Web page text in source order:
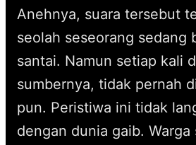
Anehnya, suara tersebut
seolah seseorang sedang
santai. Namun setiap kali
sumbernya, tidak pernah
pun. Peristiwa ini tidak
dengan dunia gaib.